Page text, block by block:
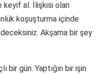
keyif al. İlişkisi olan
koşuşturma içinde
Akşama bir şey
bir gün. Yaptığın bir işin